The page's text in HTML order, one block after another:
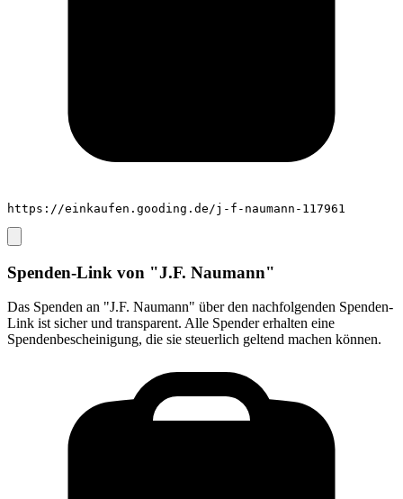
https://einkaufen.gooding.de/j-f-naumann-117961
Spenden-Link von "J.F. Naumann"
Das Spenden an "J.F. Naumann" über den nachfolgenden Spenden-
Link ist sicher und transparent. Alle Spender erhalten eine
Spendenbescheinigung, die sie steuerlich geltend machen können.